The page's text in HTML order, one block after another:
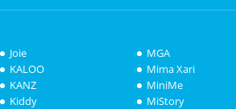
Joie
KALOO
KANZ
Kiddy
MGA
Mima Xari
MiniMe
MiStory